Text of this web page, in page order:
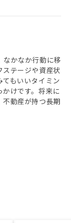
なかなか行動に移
テージや資産状
もいいタイミン
けです。将来に
不動産が持つ長期